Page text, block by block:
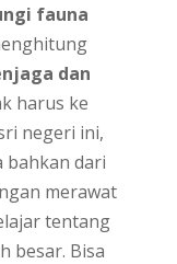
fauna
dan
harus ke
negeri ini,
bahkan dari
merawat
tentang
besar. Bisa